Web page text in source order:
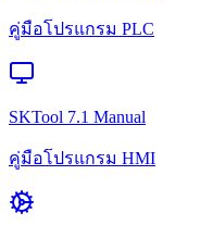
คู่มือโปรแกรม PLC
SKTool 7.1 Manual
คู่มือโปรแกรม HMI